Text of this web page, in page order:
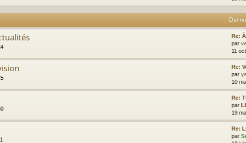
Re:
par
11
Re:
par
10
Re:
par
19
Re:
par